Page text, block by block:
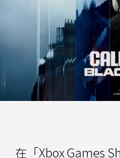
在「Xbox Games